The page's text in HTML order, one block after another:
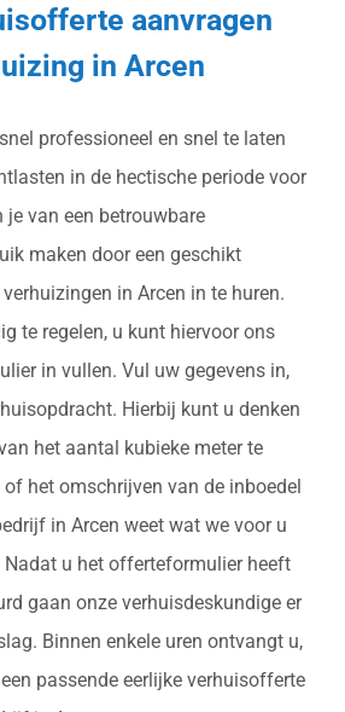
aanvragen
in Arcen
professioneel en snel te laten
in de hectische periode voor
je van een betrouwbare
maken door een geschikt
in Arcen in te huren.
te regelen, u kunt hiervoor ons
in vullen. Vul uw gegevens in,
Hierbij kunt u denken
het aantal kubieke meter te
het omschrijven van de inboedel
in Arcen weet wat we voor u
Nadat u het offerteformulier heeft
gaan onze verhuisdeskundige er
Binnen enkele uren ontvangt u,
passende eerlijke verhuisofferte